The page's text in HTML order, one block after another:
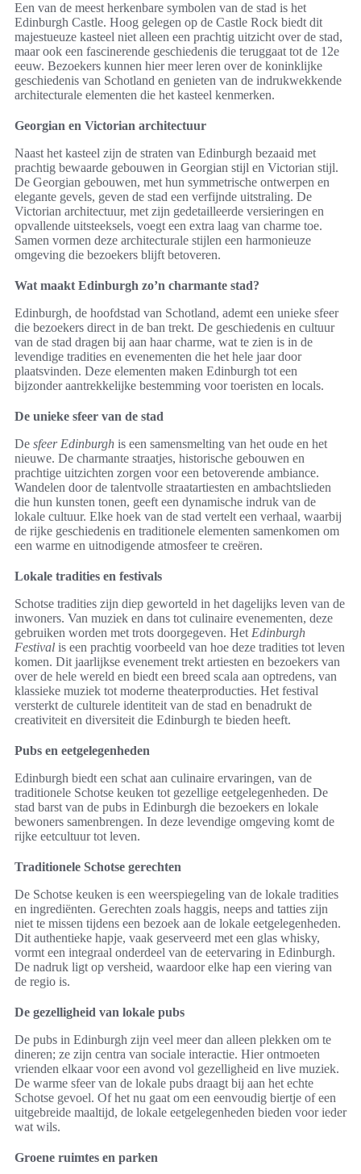
Een van de meest herkenbare symbolen van de stad is het
Edinburgh Castle. Hoog gelegen op de Castle Rock biedt dit
majestueuze kasteel niet alleen een prachtig uitzicht over de stad,
maar ook een fascinerende geschiedenis die teruggaat tot de 12e
eeuw. Bezoekers kunnen hier meer leren over de koninklijke
geschiedenis van Schotland en genieten van de indrukwekkende
architecturale elementen die het kasteel kenmerken.
Georgian en Victorian architectuur
Naast het kasteel zijn de straten van Edinburgh bezaaid met
prachtig bewaarde gebouwen in Georgian stijl en Victorian stijl.
De Georgian gebouwen, met hun symmetrische ontwerpen en
elegante gevels, geven de stad een verfijnde uitstraling. De
Victorian architectuur, met zijn gedetailleerde versieringen en
opvallende uitsteeksels, voegt een extra laag van charme toe.
Samen vormen deze architecturale stijlen een harmonieuze
omgeving die bezoekers blijft betoveren.
Wat maakt Edinburgh zo’n charmante stad?
Edinburgh, de hoofdstad van Schotland, ademt een unieke sfeer
die bezoekers direct in de ban trekt. De geschiedenis en cultuur
van de stad dragen bij aan haar charme, wat te zien is in de
levendige tradities en evenementen die het hele jaar door
plaatsvinden. Deze elementen maken Edinburgh tot een
bijzonder aantrekkelijke bestemming voor toeristen en locals.
De unieke sfeer van de stad
De sfeer Edinburgh is een samensmelting van het oude en het
nieuwe. De charmante straatjes, historische gebouwen en
prachtige uitzichten zorgen voor een betoverende ambiance.
Wandelen door de talentvolle straatartiesten en ambachtslieden
die hun kunsten tonen, geeft een dynamische indruk van de
lokale cultuur. Elke hoek van de stad vertelt een verhaal, waarbij
de rijke geschiedenis en traditionele elementen samenkomen om
een warme en uitnodigende atmosfeer te creëren.
Lokale tradities en festivals
Schotse tradities zijn diep geworteld in het dagelijks leven van de
inwoners. Van muziek en dans tot culinaire evenementen, deze
gebruiken worden met trots doorgegeven. Het Edinburgh
Festival is een prachtig voorbeeld van hoe deze tradities tot leven
komen. Dit jaarlijkse evenement trekt artiesten en bezoekers van
over de hele wereld en biedt een breed scala aan optredens, van
klassieke muziek tot moderne theaterproducties. Het festival
versterkt de culturele identiteit van de stad en benadrukt de
creativiteit en diversiteit die Edinburgh te bieden heeft.
Pubs en eetgelegenheden
Edinburgh biedt een schat aan culinaire ervaringen, van de
traditionele Schotse keuken tot gezellige eetgelegenheden. De
stad barst van de pubs in Edinburgh die bezoekers en lokale
bewoners samenbrengen. In deze levendige omgeving komt de
rijke eetcultuur tot leven.
Traditionele Schotse gerechten
De Schotse keuken is een weerspiegeling van de lokale tradities
en ingrediënten. Gerechten zoals haggis, neeps and tatties zijn
niet te missen tijdens een bezoek aan de lokale eetgelegenheden.
Dit authentieke hapje, vaak geserveerd met een glas whisky,
vormt een integraal onderdeel van de eetervaring in Edinburgh.
De nadruk ligt op versheid, waardoor elke hap een viering van
de regio is.
De gezelligheid van lokale pubs
De pubs in Edinburgh zijn veel meer dan alleen plekken om te
dineren; ze zijn centra van sociale interactie. Hier ontmoeten
vrienden elkaar voor een avond vol gezelligheid en live muziek.
De warme sfeer van de lokale pubs draagt bij aan het echte
Schotse gevoel. Of het nu gaat om een eenvoudig biertje of een
uitgebreide maaltijd, de lokale eetgelegenheden bieden voor ieder
wat wils.
Groene ruimtes en parken